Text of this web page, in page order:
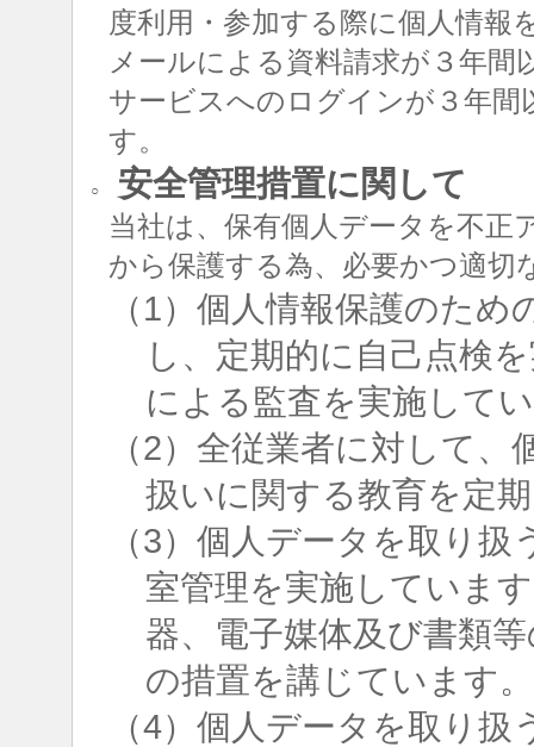
度利用・参加する際に個人情
メールによる資料請求が３年間
サービスへのログインが３年間
す。
○ 安全管理措置に関して
当社は、保有個人データを不正
から保護する為、必要かつ適切
（1）個人情報保護のた
し、定期的に自己点検
による監査を実施して
（2）全従業者に対して
扱いに関する教育を定
（3）個人データを取り
室管理を実施していま
器、電子媒体及び書類
の措置を講じています。
（4）個人データを取り